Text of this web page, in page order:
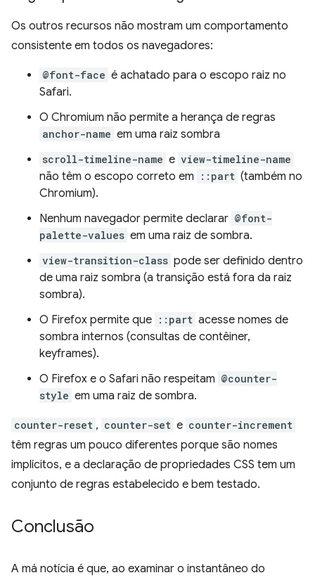
Os outros recursos não mostram um comportamento
consistente em todos os navegadores:
@font-face é achatado para o escopo raiz no
Safari.
O Chromium não permite a herança de regras
anchor-name em uma raiz sombra
scroll-timeline-name e view-timeline-name
não têm o escopo correto em ::part (também no
Chromium).
Nenhum navegador permite declarar @font-
palette-values em uma raiz de sombra.
view-transition-class pode ser definido dentro
de uma raiz sombra (a transição está fora da raiz
sombra).
O Firefox permite que ::part acesse nomes de
sombra internos (consultas de contêiner,
keyframes).
O Firefox e o Safari não respeitam @counter-
style em uma raiz de sombra.
counter-reset , counter-set e counter-increment
têm regras um pouco diferentes porque são nomes
implícitos, e a declaração de propriedades CSS tem um
conjunto de regras estabelecido e bem testado.
Conclusão
A má notícia é que, ao examinar o instantâneo do